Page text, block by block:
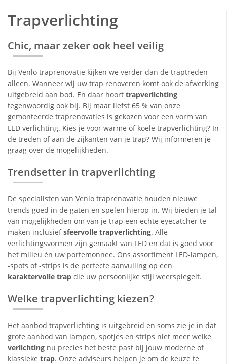
Trapverlichting
Chic, maar zeker ook heel veilig
Bij Venlo traprenovatie kijken we verder dan de traptreden
alleen. Wanneer wij uw trap renoveren komt ook de afwerking
uitgebreid aan bod. En daar hoort trapverlichting
tegenwoordig ook bij. Bij maar liefst 65 % van onze
gemonteerde traprenovaties is gekozen voor een vorm van
LED verlichting. Kies je voor warme of koele trapverlichting? In
de treden of aan de zijkanten van je trap? Wij informeren je
graag over de mogelijkheden.
Trendsetter in trapverlichting
De specialisten van Venlo traprenovatie houden nieuwe
trends goed in de gaten en spelen hierop in. Wij bieden je tal
van mogelijkheden om van je trap een echte eyecatcher te
maken inclusiefsfeervolle trapverlichting. Alle
verlichtingsvormen zijn gemaakt van LED en dat is goed voor
het milieu én uw portemonnee. Ons assortiment LED-lampen,
-spots of -strips is de perfecte aanvulling op een
karaktervolle trap die uw persoonlijke stijl weerspiegelt.
Welke trapverlichting kiezen?
Het aanbod trapverlichting is uitgebreid en soms zie je in dat
grote aanbod van lampen, spotjes en strips niet meer welke
verlichting nu precies het beste past bij jouw moderne of
klassieke trap. Onze adviseurs helpen je om de keuze te